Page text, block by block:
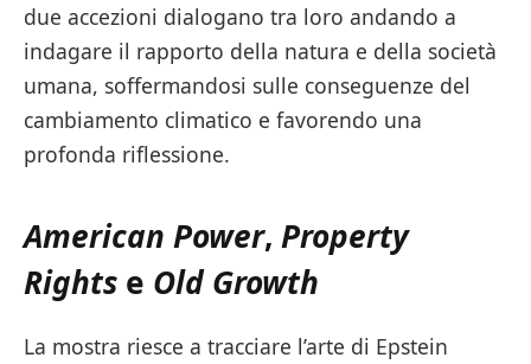
due accezioni dialogano tra loro andando a
indagare il rapporto della natura e della società
umana, soffermandosi sulle conseguenze del
cambiamento climatico e favorendo una
profonda riflessione.
American Power, Property
Rights e Old Growth
La mostra riesce a tracciare l’arte di Epstein